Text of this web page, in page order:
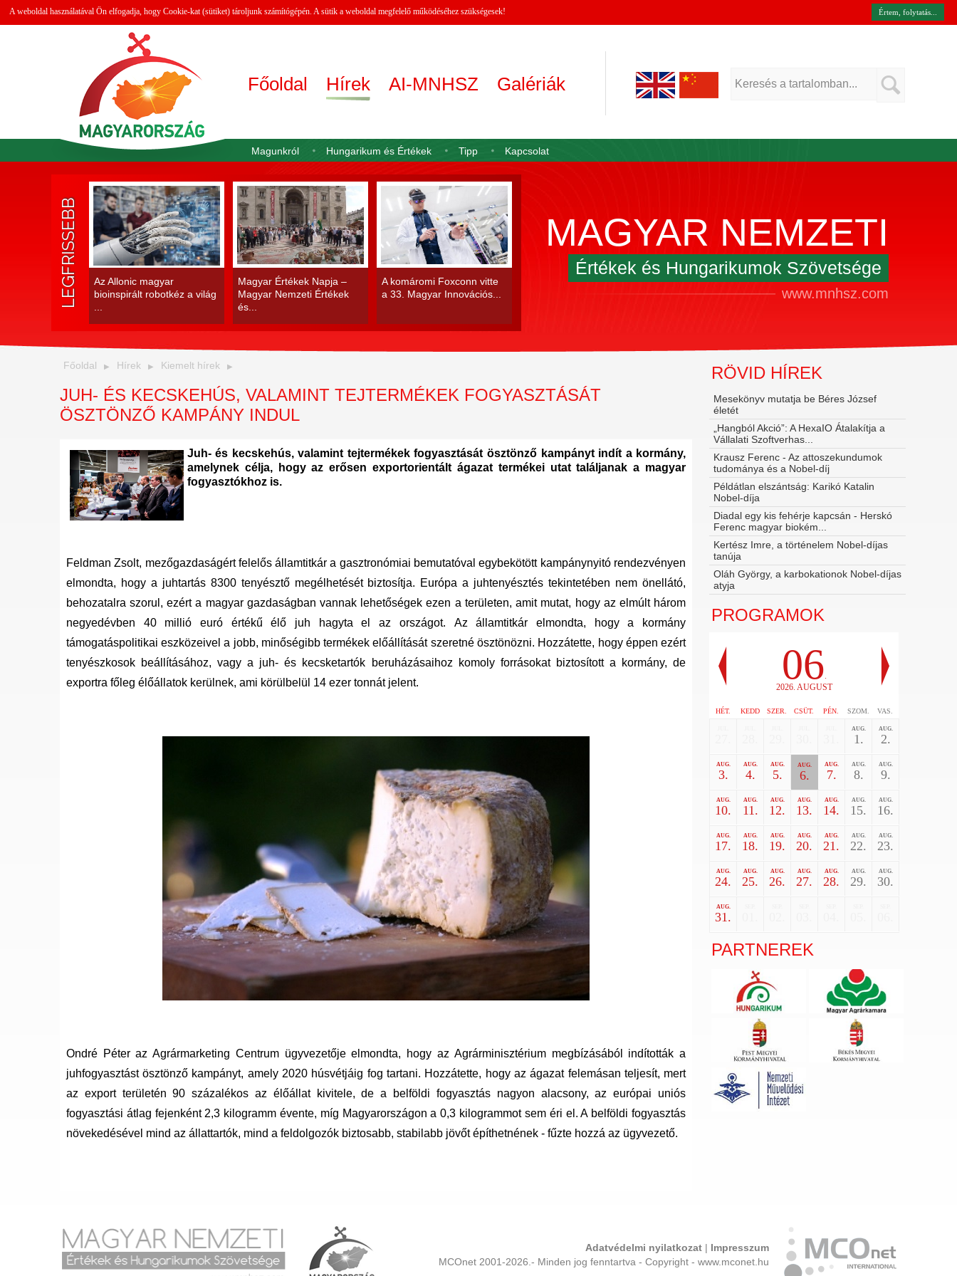
A weboldal használatával Ön elfogadja, hogy Cookie-kat (sütiket) tároljunk számítógépén. A sütik a weboldal megfelelő működéséhez szükségesek! Értem, folytatás...
Főoldal Hírek AI-MNHSZ Galériák
Magunkról Hungarikum és Értékek Tipp Kapcsolat
LEGFRISSEBB
Az Allonic magyar
bioinspirált robotkéz a világ
Magyar Értékek Napja –
Magyar Nemzeti Értékek
és...
A komáromi Foxconn vitte
a 33. Magyar Innovációs...
MAGYAR NEMZETI
Értékek és Hungarikumok Szövetsége
www.mnhsz.com
Főoldal Hírek Kiemelt hírek
JUH- ÉS KECSKEHÚS, VALAMINT TEJTERMÉKEK FOGYASZTÁSÁT
ÖSZTÖNZŐ KAMPÁNY INDUL
Juh- és kecskehús, valamint tejtermékek fogyasztását ösztönző kampányt indít a kormány,
amelynek célja, hogy az erősen exportorientált ágazat termékei utat találjanak a magyar
fogyasztókhoz is.
Feldman Zsolt, mezőgazdaságért felelős államtitkár a gasztronómiai bemutatóval egybekötött kampánynyitó rendezvényen
elmondta, hogy a juhtartás 8300 tenyésztő megélhetését biztosítja. Európa a juhtenyésztés tekintetében nem önellátó,
behozatalra szorul, ezért a magyar gazdaságban vannak lehetőségek ezen a területen, amit mutat, hogy az elmúlt három
negyedévben 40 millió euró értékű élő juh hagyta el az országot. Az államtitkár elmondta, hogy a kormány
támogatáspolitikai eszközeivel a jobb, minőségibb termékek előállítását szeretné ösztönözni. Hozzátette, hogy éppen ezért
tenyészkosok beállításához, vagy a juh- és kecsketartók beruházásaihoz komoly forrásokat biztosított a kormány, de
exportra főleg élőállatok kerülnek, ami körülbelül 14 ezer tonnát jelent.
Ondré Péter az Agrármarketing Centrum ügyvezetője elmondta, hogy az Agrárminisztérium megbízásából indították a
juhfogyasztást ösztönző kampányt, amely 2020 húsvétjáig fog tartani. Hozzátette, hogy az ágazat felemásan teljesít, mert
az export területén 90 százalékos az élőállat kivitele, de a belföldi fogyasztás nagyon alacsony, az európai uniós
fogyasztási átlag fejenként 2,3 kilogramm évente, míg Magyarországon a 0,3 kilogrammot sem éri el. A belföldi fogyasztás
növekedésével mind az állattartók, mind a feldolgozók biztosabb, stabilabb jövőt építhetnének - fűzte hozzá az ügyvezető.
RÖVID HÍREK
Mesekönyv mutatja be Béres József
életét
„Hangból Akció”: A HexaIO Átalakítja a
Vállalati Szoftverhas...
Krausz Ferenc - Az attoszekundumok
tudománya és a Nobel‑díj
Példátlan elszántság: Karikó Katalin
Nobel-díja
Diadal egy kis fehérje kapcsán - Herskó
Ferenc magyar biokém...
Kertész Imre, a történelem Nobel-díjas
tanúja
Oláh György, a karbokationok Nobel-díjas
atyja
PROGRAMOK
06.
2026. AUGUST
HÉT. KEDD SZER. CSÜT. PÉN. SZOM. VAS.
AUG.
1.
AUG.
2.
AUG.
3.
AUG.
4.
AUG.
5.
AUG.
6.
AUG.
7.
AUG.
8.
AUG.
9.
AUG.
10.
AUG.
11.
AUG.
12.
AUG.
13.
AUG.
14.
AUG.
15.
AUG.
16.
AUG.
17.
AUG.
18.
AUG.
19.
AUG.
20.
AUG.
21.
AUG.
22.
AUG.
23.
AUG.
24.
AUG.
25.
AUG.
26.
AUG.
27.
AUG.
28.
AUG.
29.
AUG.
30.
AUG.
31.
PARTNEREK
Adatvédelmi nyilatkozat | Impresszum
MCOnet 2001-2026.- Minden jog fenntartva - Copyright - www.mconet.hu